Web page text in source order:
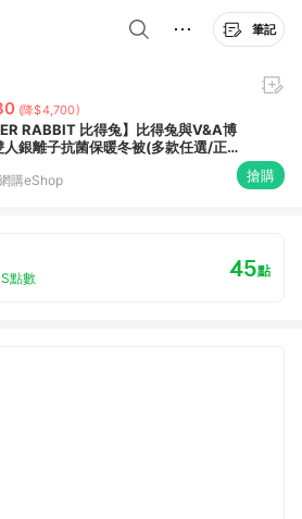
筆記
(降$4,700)
RABBIT 比得兔】比得兔與V&A博
人銀離子抗菌保暖冬被(多款任選/正版
購eShop 搶購
點數 45點